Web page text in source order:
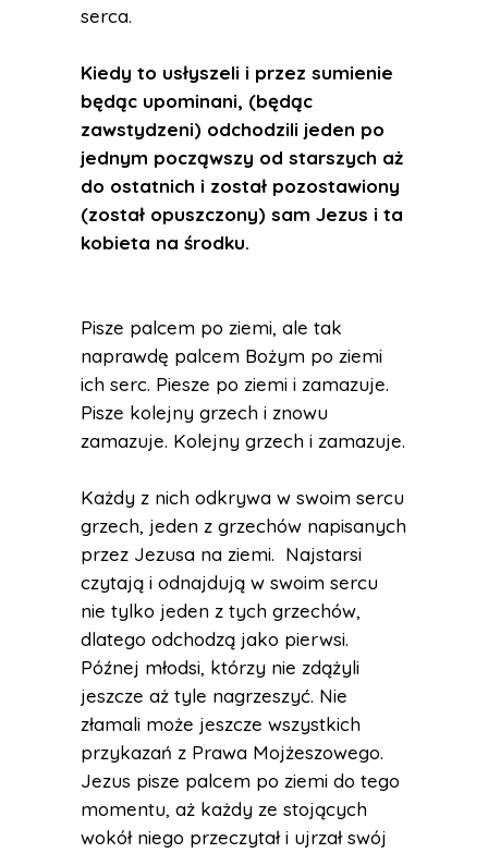
serca.
Kiedy to usłyszeli i przez sumienie
będąc upominani, (będąc
zawstydzeni) odchodzili jeden po
jednym począwszy od starszych aż
do ostatnich i został pozostawiony
(został opuszczony) sam Jezus i ta
kobieta na środku.
Pisze palcem po ziemi, ale tak
naprawdę palcem Bożym po ziemi
ich serc. Piesze po ziemi i zamazuje.
Pisze kolejny grzech i znowu
zamazuje. Kolejny grzech i zamazuje.
Każdy z nich odkrywa w swoim sercu
grzech, jeden z grzechów napisanych
przez Jezusa na ziemi. Najstarsi
czytają i odnajdują w swoim sercu
nie tylko jeden z tych grzechów,
dlatego odchodzą jako pierwsi.
Późnej młodsi, którzy nie zdążyli
jeszcze aż tyle nagrzeszyć. Nie
złamali może jeszcze wszystkich
przykazań z Prawa Mojżeszowego.
Jezus pisze palcem po ziemi do tego
momentu, aż każdy ze stojących
wokół niego przeczytał i ujrzał swój